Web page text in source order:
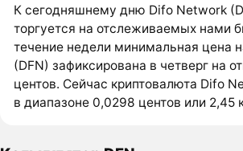
К сегодняшнему дню Difo Network
торгуется на отслеживаемых нами
течение недели минимальная цена
(DFN) зафиксирована в четверг на
центов. Сейчас криптовалюта Difo
в диапазоне 0,0298 центов или 2,45